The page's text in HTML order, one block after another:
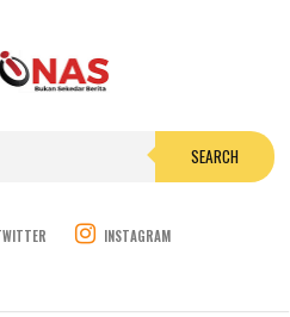
SEARCH
INSTAGRAM